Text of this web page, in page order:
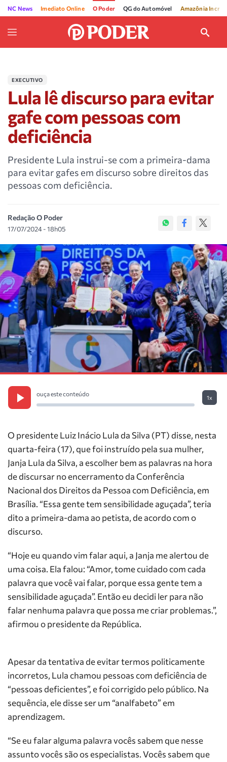
NC News Imediato Online O Poder QG do Automóvel Amazônia
EXECUTIVO
Lula lê discurso para evitar
gafe com pessoas com
deficiência
Presidente Lula instrui-se com a primeira-dama
para evitar gafes em discurso sobre direitos das
pessoas com deficiência.
Redação O Poder
17/07/2024 - 18h05
ouça este conteúdo
1x
O presidente Luiz Inácio Lula da Silva (PT) disse, nesta
quarta-feira (17), que foi instruído pela sua mulher,
Janja Lula da Silva, a escolher bem as palavras na hora
de discursar no encerramento da Conferência
Nacional dos Direitos da Pessoa com Deficiência, em
Brasília. “Essa gente tem sensibilidade aguçada”, teria
dito a primeira-dama ao petista, de acordo com o
discurso.
“Hoje eu quando vim falar aqui, a Janja me alertou de
uma coisa. Ela falou: “Amor, tome cuidado com cada
palavra que você vai falar, porque essa gente tem a
sensibilidade aguçada”. Então eu decidi ler para não
falar nenhuma palavra que possa me criar problemas.”,
afirmou o presidente da República.
Apesar da tentativa de evitar termos politicamente
incorretos, Lula chamou pessoas com deficiência de
“pessoas deficientes”, e foi corrigido pelo público. Na
sequência, ele disse ser um “analfabeto” em
aprendizagem.
“Se eu falar alguma palavra vocês sabem que nesse
assunto vocês são os especialistas. Vocês sabem que